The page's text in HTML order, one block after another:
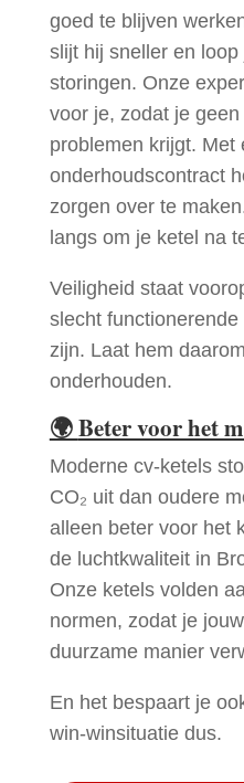
goed te blijven
slijt hij sneller en
storingen. Onze
voor je, zodat je
problemen krijgt. Met
onderhoudscontract
zorgen over te
langs om je ketel na
Veiligheid staat
slecht
zijn. Laat hem
onderhouden.
🌍Beter voor het
Moderne cv-ketels
CO₂ uit dan oudere
alleen beter voor het
de luchtkwaliteit in
Onze ketels volden
normen, zodat je
duurzame manier
En het bespaart je
win-winsituatie dus.